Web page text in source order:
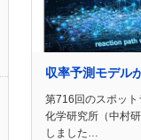
収率予測モデル
第716回のスポッ
化学研究所（中村
しました…